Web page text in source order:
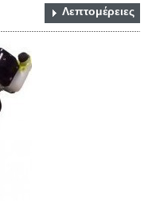
Λεπτομέρειες